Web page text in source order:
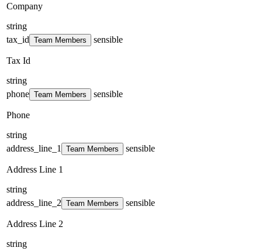
Company
string
tax_id Team Members sensible
Tax Id
string
phone Team Members sensible
Phone
string
address_line_1
Team Members sensible
Address Line 1
string
address_line_2 Team Members sensible
Address Line 2
string